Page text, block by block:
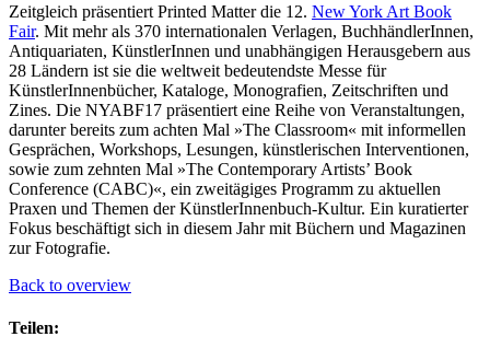
Zeitgleich präsentiert Printed Matter die 12. New York Art Book
Fair. Mit mehr als 370 internationalen Verlagen, BuchhändlerInnen,
Antiquariaten, KünstlerInnen und unabhängigen Herausgebern aus
28 Ländern ist sie die weltweit bedeutendste Messe für
KünstlerInnenbücher, Kataloge, Monografien, Zeitschriften und
Zines. Die NYABF17 präsentiert eine Reihe von Veranstaltungen,
darunter bereits zum achten Mal »The Classroom« mit informellen
Gesprächen, Workshops, Lesungen, künstlerischen Interventionen,
sowie zum zehnten Mal »The Contemporary Artists’ Book
Conference (CABC)«, ein zweitägiges Programm zu aktuellen
Praxen und Themen der KünstlerInnenbuch-Kultur. Ein kuratierter
Fokus beschäftigt sich in diesem Jahr mit Büchern und Magazinen
zur Fotografie.
Back to overview
Teilen: